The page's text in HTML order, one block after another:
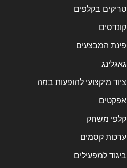
טריקים בקלפים
קונדסים
פינת המבצעים
גאגלינג
ציוד מיקצועי להופעות במה
אפקטים
קלפי משחק
ערכות קסמים
ביגוד למפעילים